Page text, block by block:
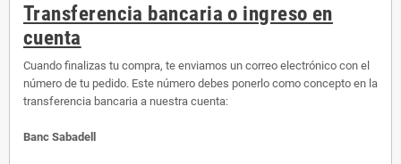
Transferencia bancaria o ingreso en
cuenta
Cuando finalizas tu compra, te enviamos un correo electrónico con el
número de tu pedido. Este número debes ponerlo como concepto en la
transferencia bancaria a nuestra cuenta:
Banc Sabadell